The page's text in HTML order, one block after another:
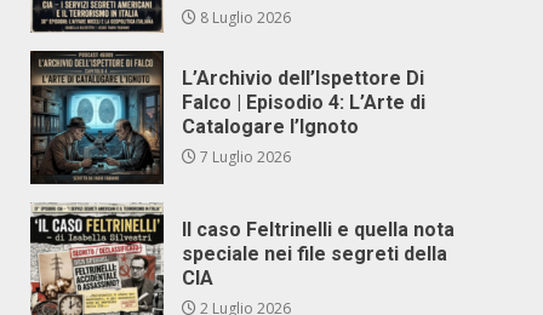
8 Luglio 2026
L’Archivio dell’Ispettore Di
Falco | Episodio 4: L’Arte di
Catalogare l’Ignoto
7 Luglio 2026
Il caso Feltrinelli e quella nota
speciale nei file segreti della
CIA
2 Luglio 2026